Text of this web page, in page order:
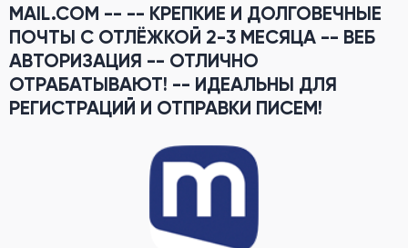
MAIL.COM -- -- КРЕПКИЕ И ДОЛГОВЕЧНЫЕ
ПОЧТЫ С ОТЛЁЖКОЙ 2-3 МЕСЯЦА -- ВЕБ
АВТОРИЗАЦИЯ -- ОТЛИЧНО
ОТРАБАТЫВАЮТ! -- ИДЕАЛЬНЫ ДЛЯ
РЕГИСТРАЦИЙ И ОТПРАВКИ ПИСЕМ!